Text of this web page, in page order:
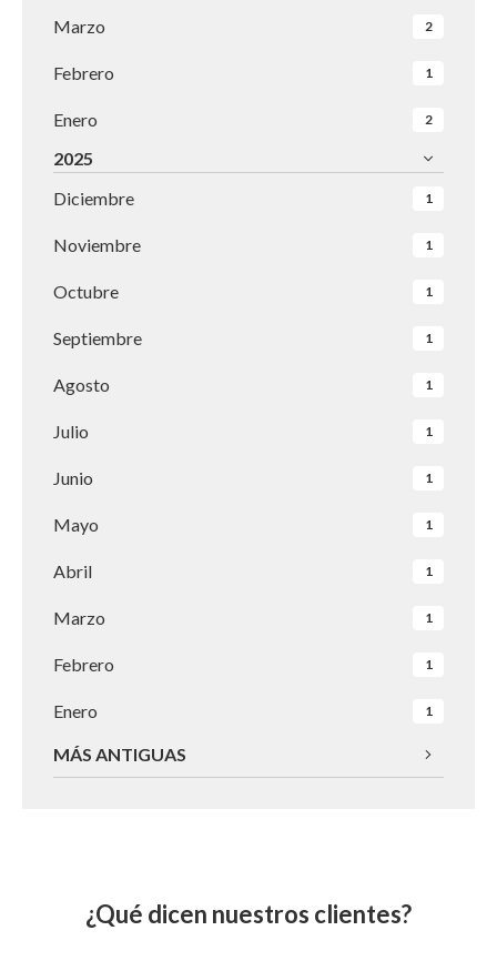
Marzo 2
Febrero 1
Enero 2
2025
Diciembre
1
Noviembre 1
Octubre 1
Septiembre 1
Agosto 1
Julio 1
Junio 1
Mayo 1
Abril 1
Marzo 1
Febrero 1
Enero 1
MÁS ANTIGUAS
¿Qué dicen nuestros clientes?